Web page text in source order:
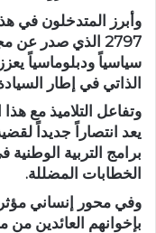
وأبرز المتدخلون في
2797 الذي صدر
سياسياً ودبلوماسياً
الذاتي في إطار
وتفاعل التلاميذ مع
يعد انتصاراً جديداً
برامج التربية
الخطابات المضللة.
وفي محور إنساني
بإخوانهم العائدين